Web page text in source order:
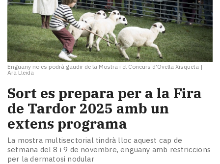
Enguany no es podrà gaudir de la Mostra i el Concurs d'Ovella Xisqueta |
Ara Lleida
Sort es prepara per a la Fira
de Tardor 2025 amb un
extens programa
La mostra multisectorial tindrà lloc aquest cap de
setmana del 8 i 9 de novembre, enguany amb restriccions
per la dermatosi nodular